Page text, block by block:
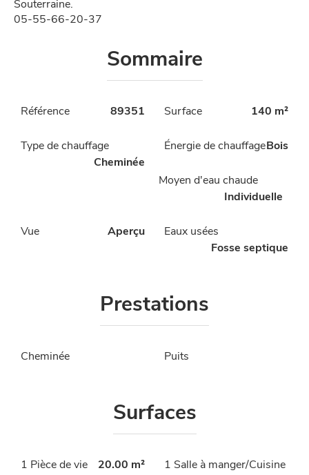
Souterraine.
05-55-66-20-37
Sommaire
Référence 89351 Surface 140 m²
Type de chauffage
Cheminée
Énergie de chauffage Bois
Moyen d'eau chaude
Individuelle
Eaux usées
Fosse septique
Vue Aperçu
Prestations
Cheminée Puits
Surfaces
1 Pièce de vie 20.00 m²
1 Salle à manger/Cuisine